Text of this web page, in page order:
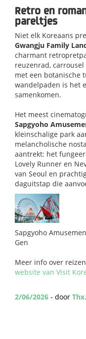
Retro en
pareltjes
Niet elk Koreaans
Gwangju Family
charmant
reuzenrad, carrousel
met een botanische
wandelpaden is het
samenkomen.
Het meest
Sapgyoho
kleinschalige park
melancholische
aantrekt: het
Lovely Runner en
van Seoul en
daguitstap die
Sapgyoho
Gen
Meer info over
website van Visit
2/06/2026 - door